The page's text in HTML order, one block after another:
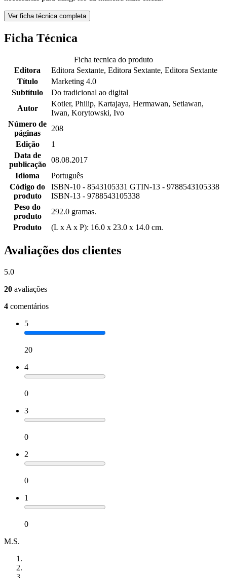
Ver ficha técnica completa
Ficha Técnica
Ficha tecnica do produto
Editora
Editora Sextante, Editora Sextante, Editora Sextante
Título
Marketing 4.0
Subtítulo
Do tradicional ao digital
Autor
Kotler, Philip, Kartajaya, Hermawan, Setiawan,
Iwan, Korytowski, Ivo
Número de
páginas
208
Edição
1
Data de
publicação
08.08.2017
Idioma
Português
Código do
produto
ISBN-10 - 8543105331 GTIN-13 - 9788543105338
ISBN-13 - 9788543105338
Peso do
produto
292.0 gramas.
Produto
(L x A x P): 16.0 x 23.0 x 14.0 cm.
Avaliações dos clientes
5.0
20 avaliações
4 comentários
5
20
4
0
3
0
2
0
1
0
M.S.